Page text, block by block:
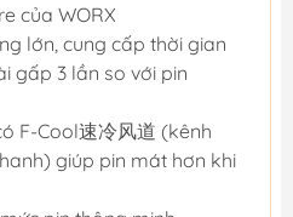
của WORX
lớn, cung cấp thời gian
gấp 3 lần so với pin
F-Cool速冷风道 (kênh
giúp pin mát hơn khi